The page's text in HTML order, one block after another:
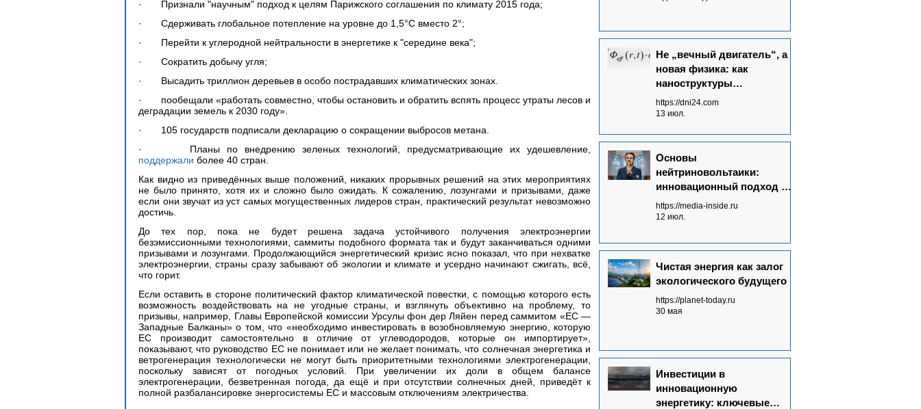
·       Признали "научным" подход к целям Парижского соглашения по климату 2015 года;
·       Сдерживать глобальное потепление на уровне до 1,5°C вместо 2°;
·       Перейти к углеродной нейтральности в энергетике к "середине века";
·       Сократить добычу угля;
·       Высадить триллион деревьев в особо пострадавших климатических зонах.
·       пообещали «работать совместно, чтобы остановить и обратить вспять процесс утраты лесов и
деградации земель к 2030 году».
·       105 государств подписали декларацию о сокращении выбросов метана.
поддержали более 40 стран.
Как видно из приведённых выше положений, никаких прорывных решений на этих мероприятиях
не было принято, хотя их и сложно было ожидать. К сожалению, лозунгами и призывами, даже
если они звучат из уст самых могущественных лидеров стран, практический результат невозможно
достичь.
До тех пор, пока не будет решена задача устойчивого получения электроэнергии
безэмиссионными технологиями, саммиты подобного формата так и будут заканчиваться одними
призывами и лозунгами. Продолжающийся энергетический кризис ясно показал, что при нехватке
электроэнергии, страны сразу забывают об экологии и климате и усердно начинают сжигать, всё,
что горит.
Если оставить в стороне политический фактор климатической повестки, с помощью которого есть
возможность воздействовать на не угодные страны, и взглянуть объективно на проблему, то
призывы, например, Главы Европейской комиссии Урсулы фон дер Ляйен перед саммитом «ЕС —
Западные Балканы» о том, что «необходимо инвестировать в возобновляемую энергию, которую
ЕС производит самостоятельно в отличие от углеводородов, которые он импортирует»,
показывают, что руководство ЕС не понимает или не желает понимать, что солнечная энергетика и
ветрогенерация технологически не могут быть приоритетными технологиями электрогенерации,
поскольку зависят от погодных условий. При увеличении их доли в общем балансе
электрогенерации, безветренная погода, да ещё и при отсутствии солнечных дней, приведёт к
полной разбалансировке энергосистемы ЕС и массовым отключениям электричества.
Не „вечный двигатель“, а
новая физика: как
наноструктуры
преобразуют потоки
излучений в электричество
https://dni24.com
13 июл.
Основы
нейтриновольтаики:
инновационный подход к
энергетике будущего
https://media-inside.ru
12 июл.
Чистая энергия как залог
экологического будущего
https://planet-today.ru
30 мая
Инвестиции в
инновационную
энергетику: ключевые